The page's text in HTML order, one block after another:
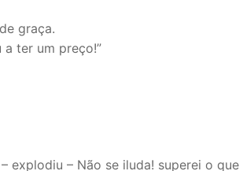
graça.
ter um preço!”
explodiu – Não se iluda! superei o que